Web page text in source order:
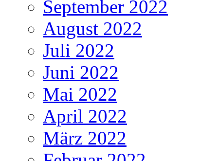
September 2022
August 2022
Juli 2022
Juni 2022
Mai 2022
April 2022
März 2022